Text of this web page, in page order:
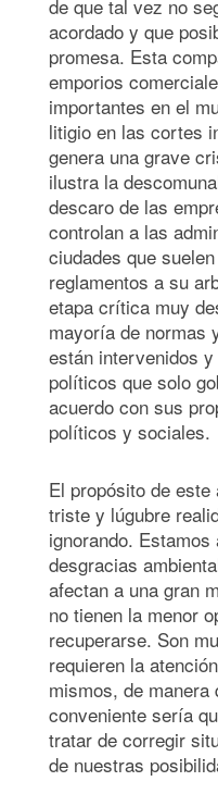
de que tal vez no
acordado y que
promesa. Esta
emporios
importantes en el
litigio en las cortes
genera una grave
ilustra la
descaro de las
controlan a las
ciudades que
reglamentos a su
etapa crítica muy
mayoría de normas
están intervenidos
políticos que solo
acuerdo con sus
políticos y sociales.
El propósito de
triste y lúgubre
ignorando.
desgracias
afectan a una gran
no tienen la menor
recuperarse. Son
requieren la
mismos, de manera
conveniente sería
tratar de corregir
de nuestras